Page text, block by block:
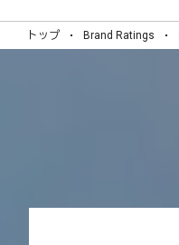
トップ Brand Ratings